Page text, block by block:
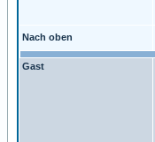
Nach oben
Gast